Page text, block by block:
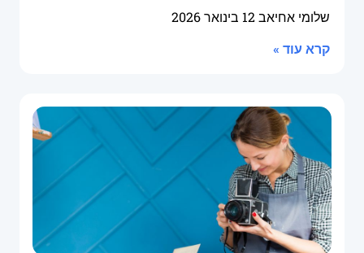
שלומי אחיאב12 בינואר 2026
קרא עוד »